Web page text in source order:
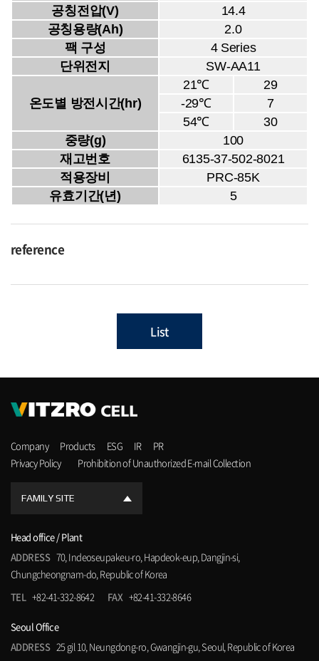
공칭전압(V)
14.4
공칭용량(Ah)
2.0
팩 구성
4 Series
단위전지
SW-AA11
온도별 방전시간(hr)
21℃
29
-29℃
7
54℃
30
중량(g)
100
재고번호
6135-37-502-8021
적용장비
PRC-85K
유효기간(년)
5
reference
List
Company Products ESG IR
PR
Privacy Policy
Prohibition of Unauthorized E-mail Collection
FAMILY SITE
Head office / Plant
ADDRESS 70, Indeoseupakeu-ro, Hapdeok-eup, Dangjin-si,
Chungcheongnam-do, Republic of Korea
TEL
+82-41-332-8642 FAX +82-41-332-8646
Seoul Office
ADDRESS 25 gil 10, Neungdong-ro, Gwangjin-gu, Seoul, Republic of Korea